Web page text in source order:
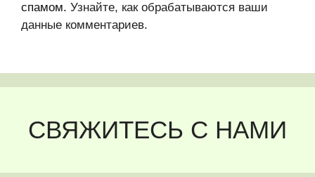
спамом. Узнайте, как обрабатываются ваши
данные комментариев.
СВЯЖИТЕСЬ С НАМИ